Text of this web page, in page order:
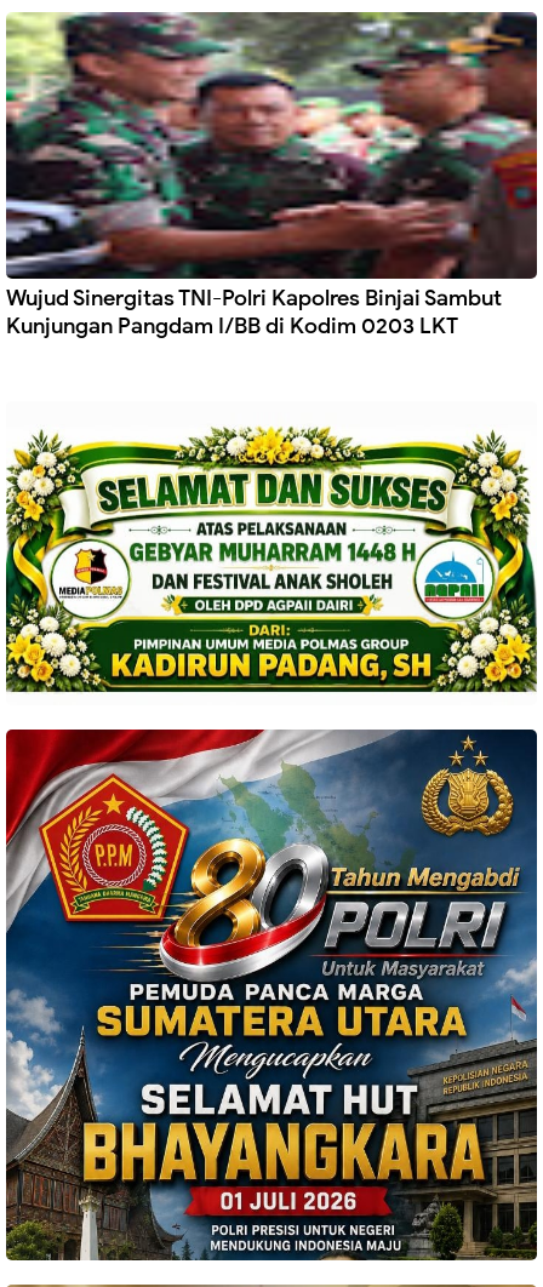
Wujud Sinergitas TNI-Polri Kapolres Binjai Sambut
Kunjungan Pangdam I/BB di Kodim 0203 LKT